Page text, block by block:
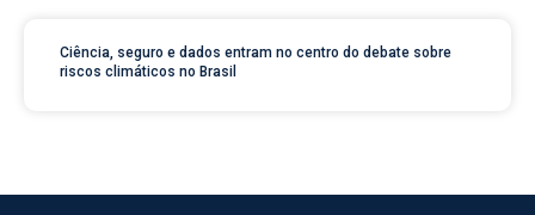
Ciência, seguro e dados entram no centro do debate sobre
riscos climáticos no Brasil